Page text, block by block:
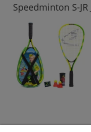
Speedminton S-